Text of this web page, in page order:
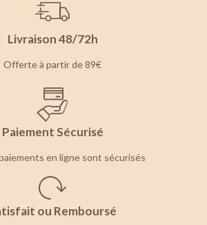
Livraison 48/72h
Offerte à partir de 89€
Paiement Sécurisé
en ligne sont sécurisés
ou Remboursé